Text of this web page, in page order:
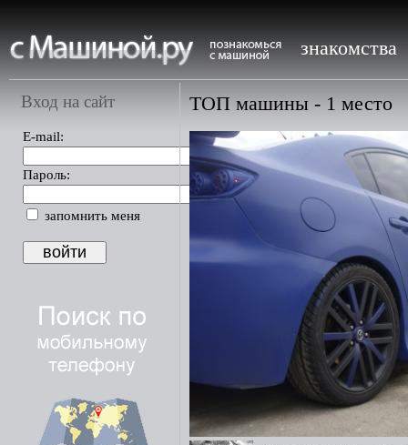
знакомства
Вход на сайт
E-mail:
Пароль:
запомнить меня
ТОП машины - 1 место